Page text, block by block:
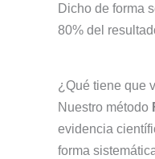
Dicho de forma
80% del
¿Qué tiene que
Nuestro método
evidencia
forma